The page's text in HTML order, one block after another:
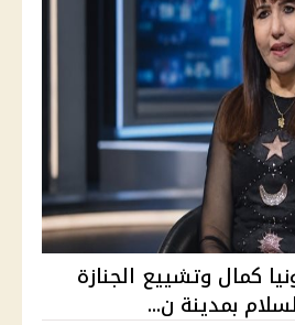
كمال وتشييع الجنازة
بمدينة ن...